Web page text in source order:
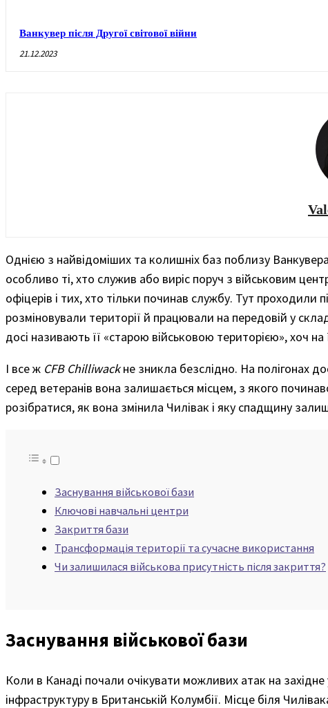
Ванкувер після Другої світової війни
21.12.2023
Однією з найвідоміших та колишніх баз поблизу
особливо ті, хто служив або виріс поруч з військовим
офіцерів і тих, хто тільки починав службу. Тут
розміновували території й працювали на передовій у
досі називають її «старою військовою територією», хоч
І все ж CFB Chilliwackне зникла безслідно. На полігонах
серед ветеранів вона залишається місцем, з якого
розібратися, як вона змінила Чилівак і яку спадщину
Заснування військової бази
Ключові навчальні центри
Закриття бази
Трансформація території та сучасне використання
Чи залишилася військова присутність після закриття?
Заснування військової бази
Коли в Канаді почали очікувати можливих атак на
інфраструктуру в Британській Колумбії. Місце біля